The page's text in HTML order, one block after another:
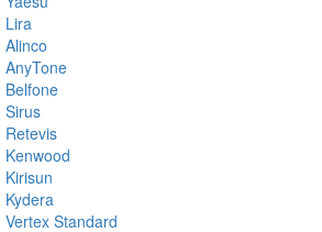
Lira
Alinco
AnyTone
Belfone
Sirus
Retevis
Kenwood
Kirisun
Kydera
Vertex Standard